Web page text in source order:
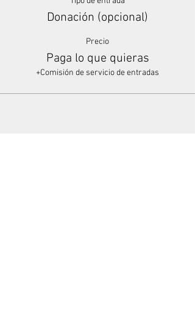
Donación (opcional)
Precio
Paga lo que quieras
+Comisión de servicio de entradas